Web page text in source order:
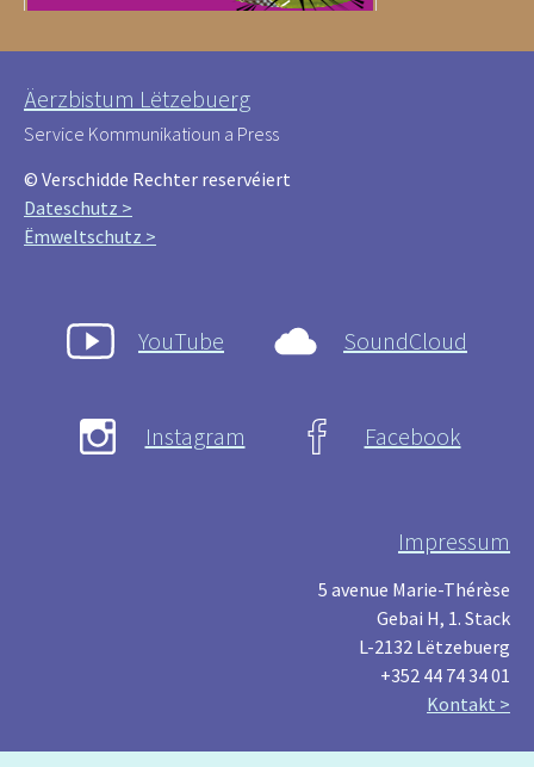
Äerzbistum Lëtzebuerg
Service Kommunikatioun a Press
© Verschidde Rechter reservéiert
Dateschutz >
Ëmweltschutz >
YouTube SoundCloud
Instagram Facebook
Impressum
5 avenue Marie-Thérèse
Gebai H, 1. Stack
L-2132 Lëtzebuerg
+352 44 74 34 01
Kontakt >